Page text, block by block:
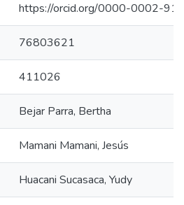
https://orcid.org/0000-0002-
76803621
411026
Bejar Parra, Bertha
Mamani Mamani, Jesús
Huacani Sucasaca, Yudy